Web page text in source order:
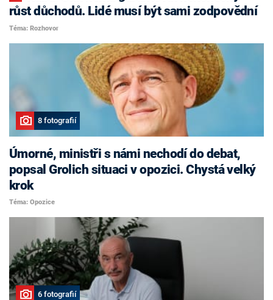
růst důchodů. Lidé musí být sami zodpovědní
Téma: Rozhovor
8 fotografií
Úmorné, ministři s námi nechodí do debat,
popsal Grolich situaci v opozici. Chystá velký
krok
Téma: Opozice
6 fotografií